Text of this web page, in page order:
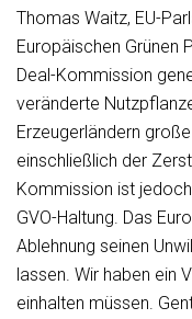
Thomas Waitz, EU-
Europäischen Grünen
Deal-Kommission
veränderte
Erzeugerländern
einschließlich der
Kommission ist
GVO-Haltung. Das
Ablehnung seinen
lassen. Wir haben ein
einhalten müssen.